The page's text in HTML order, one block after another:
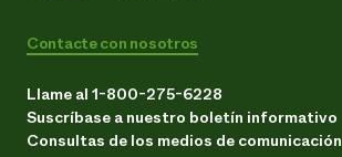
Contacte con nosotros
Llame al 1-800-275-6228
Suscríbase a nuestro boletín informativo
Consultas de los medios de comunicación